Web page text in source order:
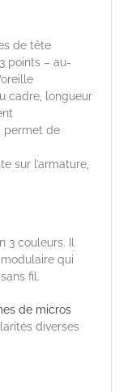
de tête
points – au-
cadre, longueur
permet de
sur l’armature,
3 couleurs. Il
qui
fil.
de micros
diverses